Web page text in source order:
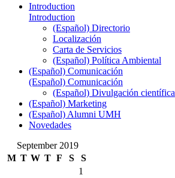
Introduction
Introduction
(Español) Directorio
Localización
Carta de Servicios
(Español) Política Ambiental
(Español) Comunicación
(Español) Comunicación
(Español) Divulgación científica
(Español) Marketing
(Español) Alumni UMH
Novedades
September 2019
M T W T F S
S
1